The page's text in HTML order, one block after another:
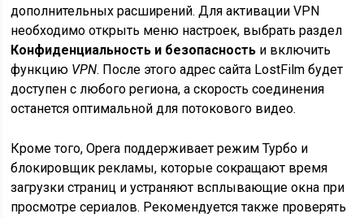
дополнительных расширений. Для активации VPN
необходимо открыть меню настроек, выбрать раздел
Конфиденциальность и безопасность и включить
функцию VPN. После этого адрес сайта LostFilm будет
доступен с любого региона, а скорость соединения
останется оптимальной для потокового видео.
Кроме того, Opera поддерживает режим Турбо и
блокировщик рекламы, которые сокращают время
загрузки страниц и устраняют всплывающие окна при
просмотре сериалов. Рекомендуется также проверять